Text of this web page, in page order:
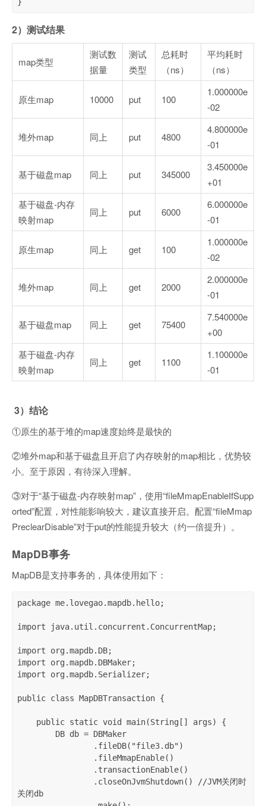
2）测试结果
map类型
测试数
据量
测试
类型
总耗时
（ns）
平均耗时
（ns）
原生map 10000 put 100
1.000000e
-02
堆外map 同上 put 4800
4.800000e
-01
基于磁盘map 同上 put 345000
3.450000e
+01
基于磁盘-内存
映射map
同上 put 6000
6.000000e
-01
原生map 同上 get 100
1.000000e
-02
堆外map 同上 get 2000
2.000000e
-01
基于磁盘map 同上 get 75400
7.540000e
+00
基于磁盘-内存
映射map
同上 get 1100
1.100000e
-01
3）结论
①原生的基于堆的map速度始终是最快的
②堆外map和基于磁盘且开启了内存映射的map相比，优势较
小。至于原因，有待深入理解。
③对于“基于磁盘-内存映射map”，使用“fileMmapEnableIfSupp
orted”配置，对性能影响较大，建议直接开启。配置“fileMmap
PreclearDisable”对于put的性能提升较大（约一倍提升）。
MapDB事务
MapDB是支持事务的，具体使用如下：
package me.lovegao.mapdb.hello;
import java.util.concurrent.ConcurrentMap;
import org.mapdb.DB;
import org.mapdb.DBMaker;
import org.mapdb.Serializer;
public class MapDBTransaction {
关闭db